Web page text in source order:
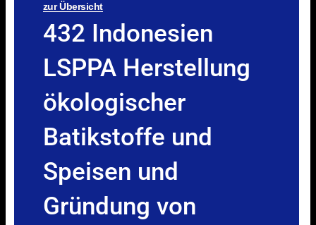
zur Übersicht
432 Indonesien
LSPPA Herstellung
ökologischer
Batikstoffe und
Speisen und
Gründung von